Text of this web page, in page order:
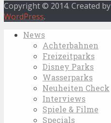
Copyright © 2014. Created by
WordPress.
News
Achterbahnen
Freizeitparks
Disney Parks
Wasserparks
Neuheiten Check
Interviews
Spiele & Filme
Specials